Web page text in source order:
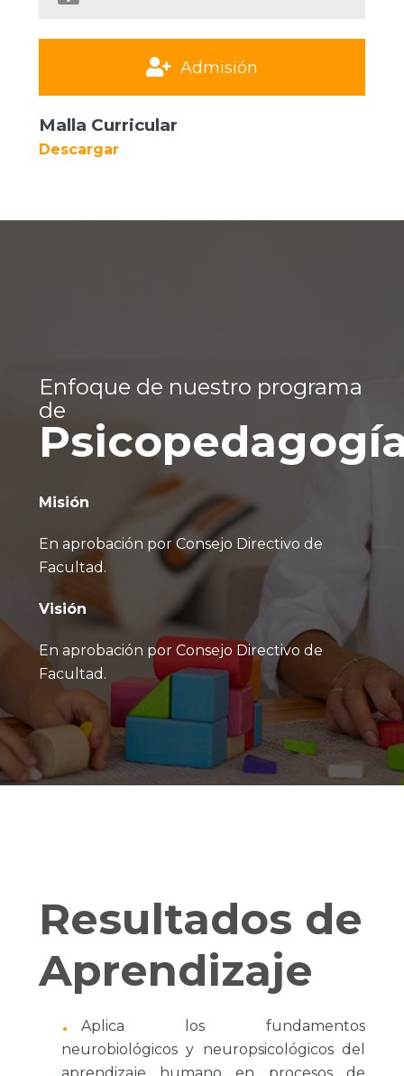
Admisión
Malla Curricular
Descargar
Enfoque de nuestro programa
de
Misión
En aprobación por Consejo Directivo de
Facultad.
Visión
En aprobación por Consejo Directivo de
Facultad.
Resultados de
Aprendizaje
Aplica los fundamentos
neurobiológicos y neuropsicológicos del